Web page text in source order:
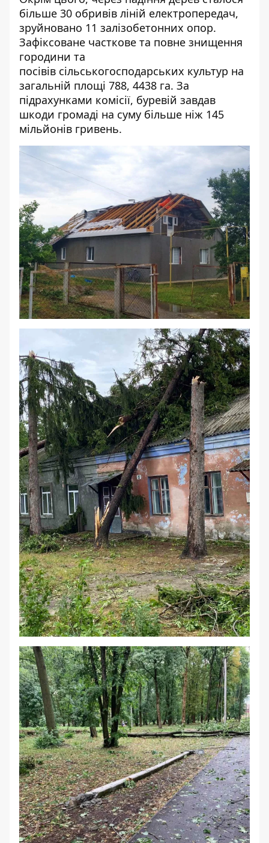
більше 30 обривів ліній електропередач,
зруйновано 11 залізобетонних опор.
Зафіксоване часткове та повне знищення
городини та
посівів сільськогосподарських культур на
загальній площі 788, 4438 га. За
підрахунками комісії, буревій завдав
шкоди громаді на суму більше ніж 145
мільйонів гривень.